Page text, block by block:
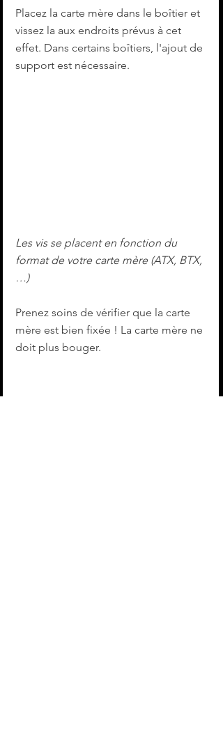
Placez la carte mère dans le boîtier et
vissez la aux endroits prévus à cet
effet. Dans certains boîtiers, l'ajout de
support est nécessaire.
Les vis se placent en fonction du
format de votre carte mère (ATX, BTX,
…)
Prenez soins de vérifier que la carte
mère est bien fixée ! La carte mère ne
doit plus bouger.